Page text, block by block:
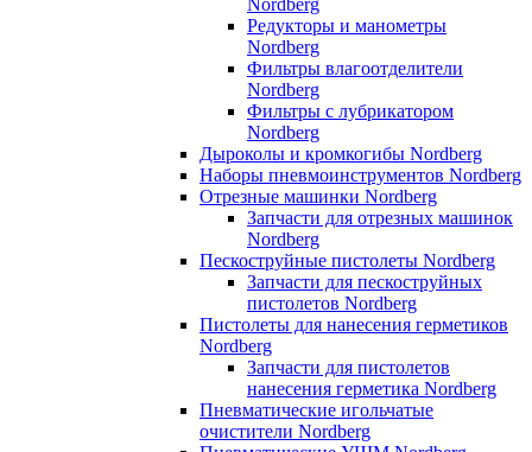
Редукторы и манометры
Nordberg
Фильтры влагоотделители
Nordberg
Фильтры с лубрикатором
Nordberg
Дыроколы и кромкогибы Nordberg
Наборы пневмоинструментов Nordberg
Отрезные машинки Nordberg
Запчасти для отрезных машинок
Nordberg
Пескоструйные пистолеты Nordberg
Запчасти для пескоструйных
пистолетов Nordberg
Пистолеты для нанесения герметиков
Nordberg
Запчасти для пистолетов
нанесения герметика Nordberg
Пневматические игольчатые
очистители Nordberg